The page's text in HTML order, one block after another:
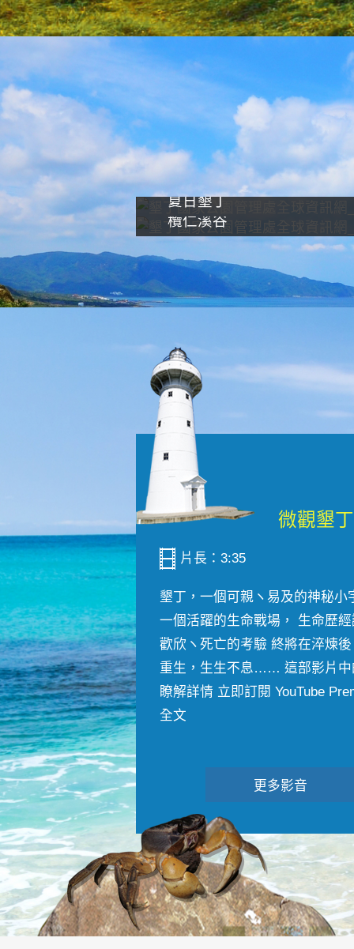
夏日墾丁
欖仁溪谷
片長：3:35
墾丁，一個可親ヽ易及的神秘小
一個活躍的生命戰場， 生命歷
歡欣ヽ死亡的考驗 終將在淬煉
重生，生生不息…… 這部影片中
瞭解詳情 立即訂閱 YouTube
全文
更多影音